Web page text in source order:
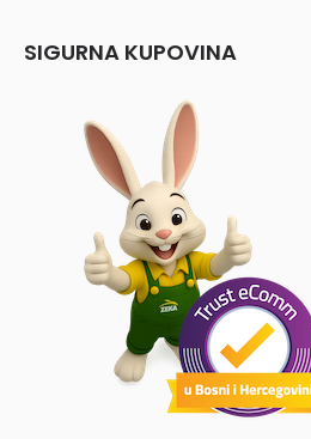
SIGURNA KUPOVINA